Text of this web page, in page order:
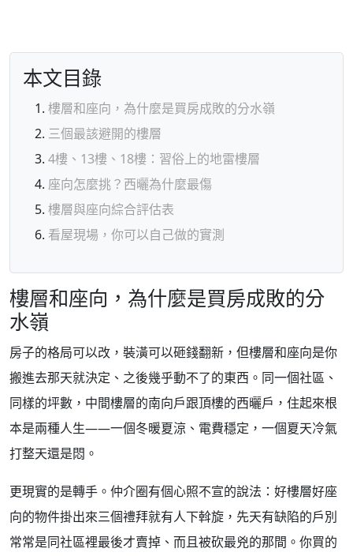
本文目錄
樓層和座向，為什麼是買房成敗的分水嶺
三個最該避開的樓層
4樓、13樓、18樓：習俗上的地雷樓層
座向怎麼挑？西曬為什麼最傷
樓層與座向綜合評估表
看屋現場，你可以自己做的實測
樓層和座向，為什麼是買房成敗的分
水嶺
房子的格局可以改，裝潢可以砸錢翻新，但樓層和座向是你
搬進去那天就決定、之後幾乎動不了的東西。同一個社區、
同樣的坪數，中間樓層的南向戶跟頂樓的西曬戶，住起來根
本是兩種人生——一個冬暖夏涼、電費穩定，一個夏天冷氣
打整天還是悶。
更現實的是轉手。仲介圈有個心照不宣的說法：好樓層好座
向的物件掛出來三個禮拜就有人下斡旋，先天有缺陷的戶別
常常是同社區裡最後才賣掉、而且被砍最兇的那間。你買的